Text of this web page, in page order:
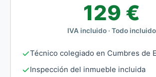
129 €
IVA incluido · Todo incluido
Técnico colegiado en Cumbres de
Inspección del inmueble incluida